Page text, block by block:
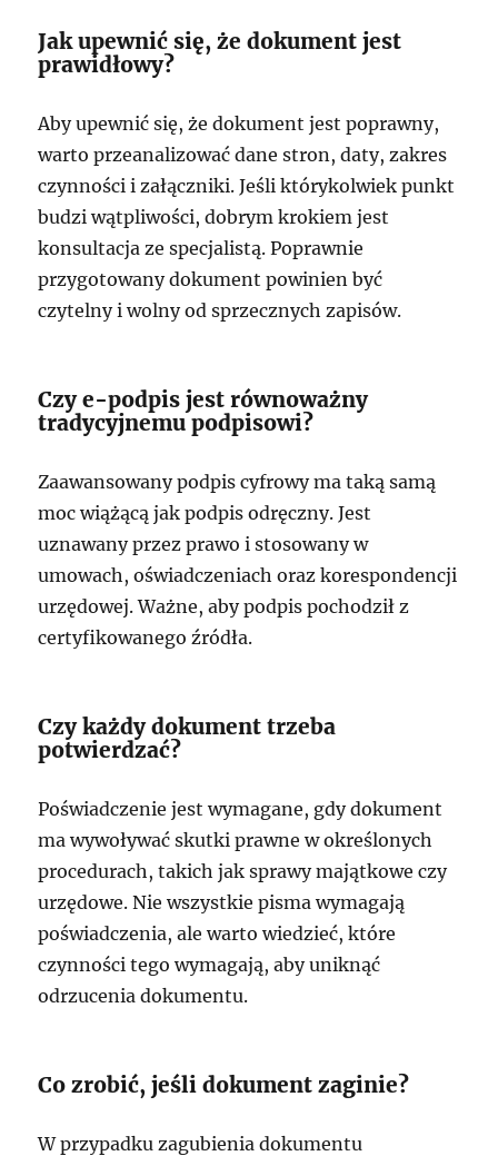
Jak upewnić się, że dokument jest
prawidłowy?
Aby upewnić się, że dokument jest poprawny,
warto przeanalizować dane stron, daty, zakres
czynności i załączniki. Jeśli którykolwiek punkt
budzi wątpliwości, dobrym krokiem jest
konsultacja ze specjalistą. Poprawnie
przygotowany dokument powinien być
czytelny i wolny od sprzecznych zapisów.
Czy e-podpis jest równoważny
tradycyjnemu podpisowi?
Zaawansowany podpis cyfrowy ma taką samą
moc wiążącą jak podpis odręczny. Jest
uznawany przez prawo i stosowany w
umowach, oświadczeniach oraz korespondencji
urzędowej. Ważne, aby podpis pochodził z
certyfikowanego źródła.
Czy każdy dokument trzeba
potwierdzać?
Poświadczenie jest wymagane, gdy dokument
ma wywoływać skutki prawne w określonych
procedurach, takich jak sprawy majątkowe czy
urzędowe. Nie wszystkie pisma wymagają
poświadczenia, ale warto wiedzieć, które
czynności tego wymagają, aby uniknąć
odrzucenia dokumentu.
Co zrobić, jeśli dokument zaginie?
W przypadku zagubienia dokumentu